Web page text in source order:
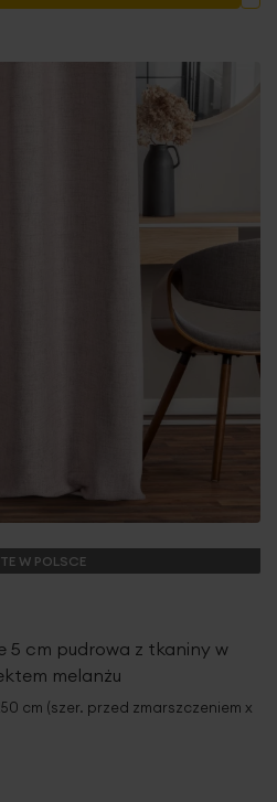
W POLSCE
5 cm pudrowa z tkaniny w
melanżu
cm (szer. przed zmarszczeniem x